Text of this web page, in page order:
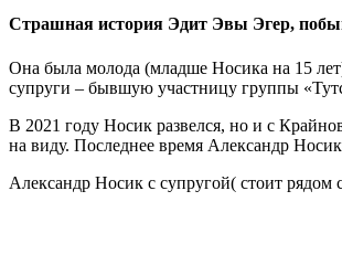
Страшная история Эдит Эвы Эгер,
Она была молода (младше Носика на 15
супруги – бывшую участницу группы
В 2021 году Носик развелся, но и с
на виду. Последнее время Александр
Александр Носик с супругой( стоит рядом